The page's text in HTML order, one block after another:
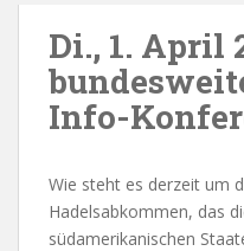
Di., 1. April
Info-
Wie steht es derzeit um
Hadelsabkommen, das
südamerikanischen